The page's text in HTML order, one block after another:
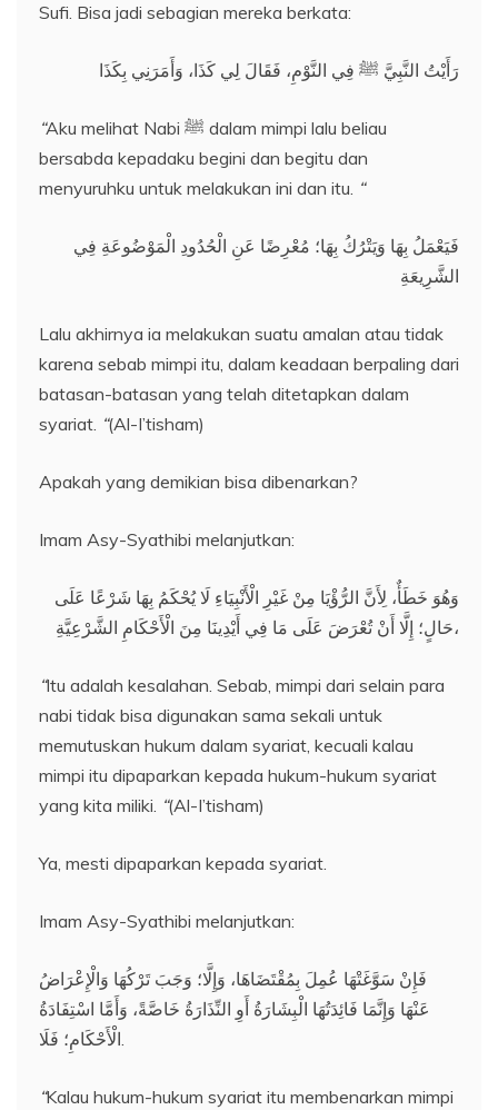
Sufi. Bisa jadi sebagian mereka berkata:
رَأَيْتُ النَّبِيَّ ﷺ فِي النَّوْمِ، فَقَالَ لِي كَذَا، وَأَمَرَنِي بِكَذَا
“Aku melihat Nabi ﷺ dalam mimpi lalu beliau
bersabda kepadaku begini dan begitu dan
menyuruhku untuk melakukan ini dan itu. “
فَيَعْمَلُ بِهَا وَيَتْرُكُ بِهَا؛ مُعْرِضًا عَنِ الْحُدُودِ الْمَوْضُوعَةِ فِي
الشَّرِيعَةِ
Lalu akhirnya ia melakukan suatu amalan atau tidak
karena sebab mimpi itu, dalam keadaan berpaling dari
batasan-batasan yang telah ditetapkan dalam
syariat. “(Al-I’tisham)
Apakah yang demikian bisa dibenarkan?
Imam Asy-Syathibi melanjutkan:
وَهُوَ خَطَأٌ، لِأَنَّ الرُّؤْيَا مِنْ غَيْرِ الْأَنْبِيَاءِ لَا يُحْكَمُ بِهَا شَرْعًا عَلَى
حَالٍ؛ إِلَّا أَنْ تُعْرَضَ عَلَى مَا فِي أَيْدِينَا مِنَ الْأَحْكَامِ الشَّرْعِيَّةِ،
“Itu adalah kesalahan. Sebab, mimpi dari selain para
nabi tidak bisa digunakan sama sekali untuk
memutuskan hukum dalam syariat, kecuali kalau
mimpi itu dipaparkan kepada hukum-hukum syariat
yang kita miliki. “(Al-I’tisham)
Ya, mesti dipaparkan kepada syariat.
Imam Asy-Syathibi melanjutkan:
فَإِنْ سَوَّغَتْهَا عُمِلَ بِمُقْتَضَاهَا، وَإِلَّا؛ وَجَبَ تَرْكُهَا وَالْإِعْرَاضُ
عَنْهَا وَإِنَّمَا فَائِدَتُهَا الْبِشَارَةُ أَوِ النِّذَارَةُ خَاصَّةً، وَأَمَّا اسْتِفَادَةُ
الْأَحْكَامِ؛ فَلَا.
“Kalau hukum-hukum syariat itu membenarkan mimpi